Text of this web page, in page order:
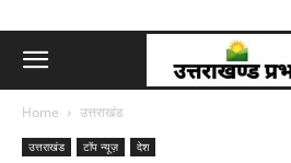
Home उत्तराखंड
उत्तराखंड टॉप न्यूज़ देश